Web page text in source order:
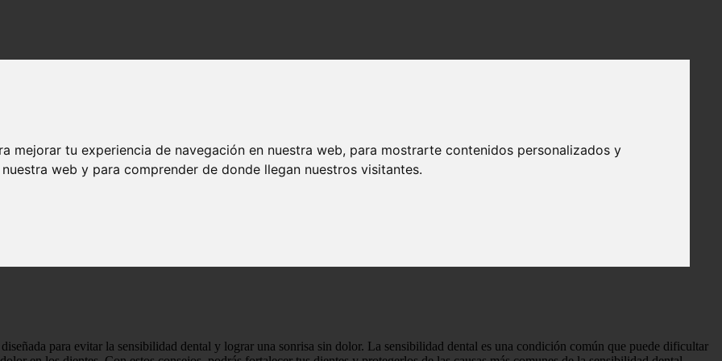
mejorar tu experiencia de navegación en nuestra web, para mostrarte contenidos personalizados y
web y para comprender de donde llegan nuestros visitantes.
evitar la sensibilidad dental y lograr una sonrisa sin dolor - Salud dental
bucal para evitar la sensibilidad dental y lograr una sonrisa sin dolor - Salud
para evitar la sensibilidad dental y lograr una sonrisa sin dolor. La sensibilidad dental es una condición común que puede dificultar